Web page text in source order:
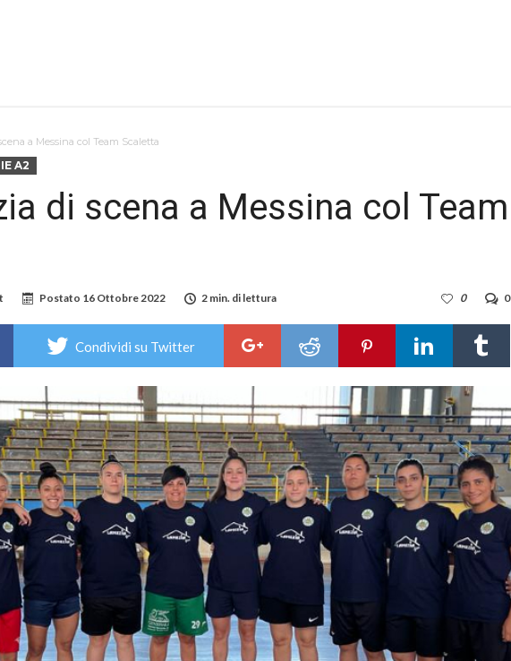
a Messina col Team Scaletta
A2
di scena a Messina col Team
Postato 16 Ottobre 2022 2 min. di lettura 0
0
Condividi su Twitter